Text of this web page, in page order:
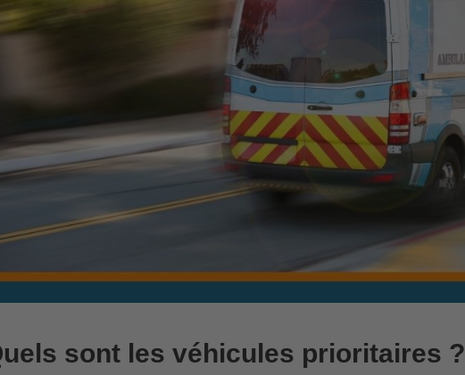
sont les véhicules prioritaires ?